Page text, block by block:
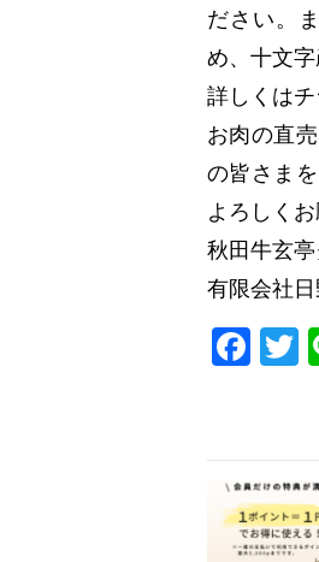
ださい。
め、十文
詳しくはチ
お肉の直
の皆さま
よろしくお
秋田牛玄
有限会社